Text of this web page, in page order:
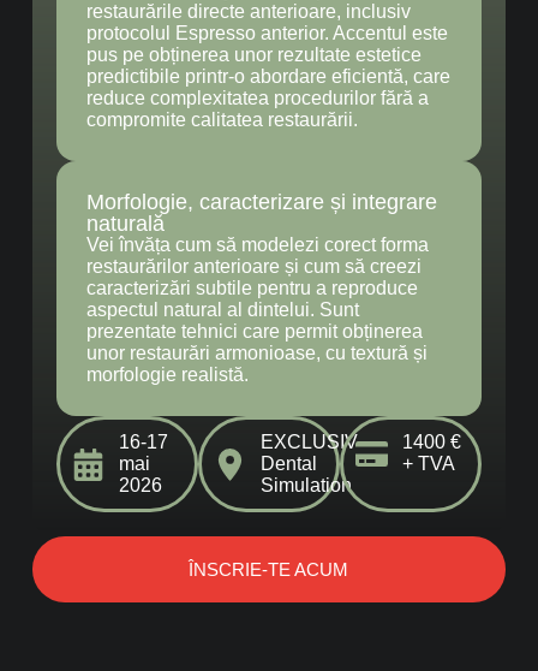
restaurările directe anterioare, inclusiv
protocolul Espresso anterior. Accentul este
pus pe obținerea unor rezultate estetice
predictibile printr-o abordare eficientă, care
reduce complexitatea procedurilor fără a
compromite calitatea restaurării.
Morfologie, caracterizare și integrare
naturală
Vei învăța cum să modelezi corect forma
restaurărilor anterioare și cum să creezi
caracterizări subtile pentru a reproduce
aspectul natural al dintelui. Sunt
prezentate tehnici care permit obținerea
unor restaurări armonioase, cu textură și
morfologie realistă.
16-17
mai
2026
EXCLUSIV
Dental
Simulation
1400 €
+ TVA
ÎNSCRIE-TE ACUM